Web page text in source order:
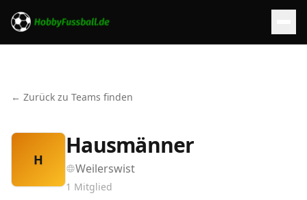
← Zurück zu Teams finden
H
Hausmänner
Weilerswist
1 Mitglied